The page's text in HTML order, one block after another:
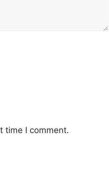
time I comment.